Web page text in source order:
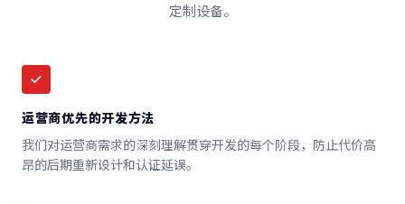
定制设备。
运营商优先的开发方法
我们对运营商需求的深刻理解贯穿开发的每个阶段，防止代价高
昂的后期重新设计和认证延误。